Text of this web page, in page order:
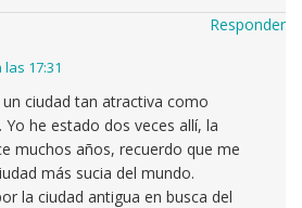
17:31
un ciudad tan atractiva como
Yo he estado dos veces allí, la
muchos años, recuerdo que me
más sucia del mundo.
la ciudad antigua en busca del
Responder